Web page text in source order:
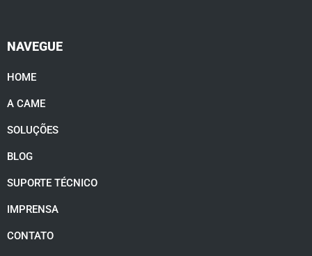
NAVEGUE
HOME
A CAME
SOLUÇÕES
BLOG
SUPORTE TÉCNICO
IMPRENSA
CONTATO